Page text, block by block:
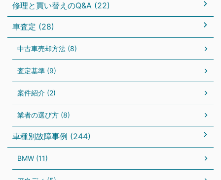
修理と買い替えのQ&A (22)
車査定 (28)
中古車売却方法 (8)
査定基準 (9)
案件紹介 (2)
業者の選び方 (8)
車種別故障事例 (244)
BMW (11)